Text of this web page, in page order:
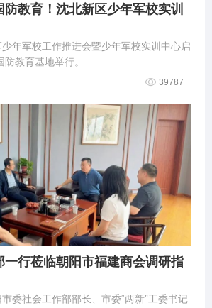
教育！沈北新区少年军校实训
年军校工作推进会暨少年军校实训中心启
教育基地举行。
39787
一行莅临朝阳市福建商会调研指
委社会工作部部长、市委“两新”工委书记